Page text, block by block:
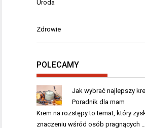
Uroda
Zdrowie
POLECAMY
Jak wybrać najlepszy
Poradnik dla mam
Krem na rozstępy to temat, który
znaczeniu wśród osób pragnących …